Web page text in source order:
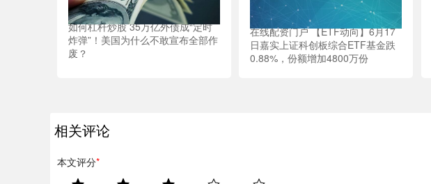
如何杠杆炒股 35万亿外债成“定时
炸弹”！美国为什么不敢宣布全部作
废？
在线配资门户 【ETF动向】6月17
日嘉实上证科创板综合ETF基金跌
0.88%，份额增加4800万份
相关评论
本文评分*